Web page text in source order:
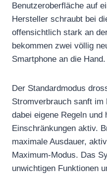
Benutzeroberfläche auf
Hersteller schraubt bei
offensichtlich stark an
bekommen zwei völlig
Smartphone an die Hand.
Der Standardmodus
Stromverbrauch sanft
dabei eigene Regeln
Einschränkungen aktiv.
maximale Ausdauer,
Maximum-Modus. Das
unwichtigen Funktionen